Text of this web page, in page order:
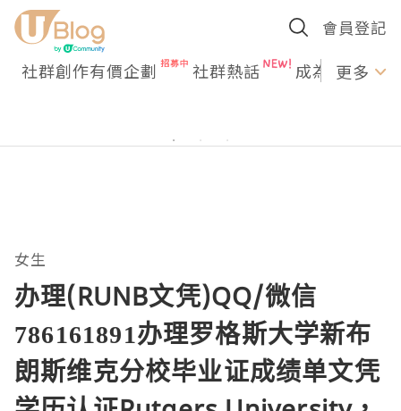
會員登記
社群創作有價企劃 社群熱話 成為U更多
女生
办理(RUNB文凭)QQ/微信
786161891办理罗格斯大学新布
朗斯维克分校毕业证成绩单文凭